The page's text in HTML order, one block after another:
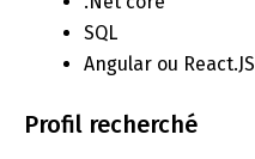
SQL
Angular ou React.JS
Profil recherché